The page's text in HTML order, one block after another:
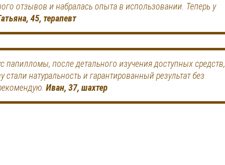
отзывов и набралась опыта в использовании. Теперь у
45, терапевт
после детального изучения доступных средств,
натуральность и гарантированный результат без
Иван, 37, шахтер